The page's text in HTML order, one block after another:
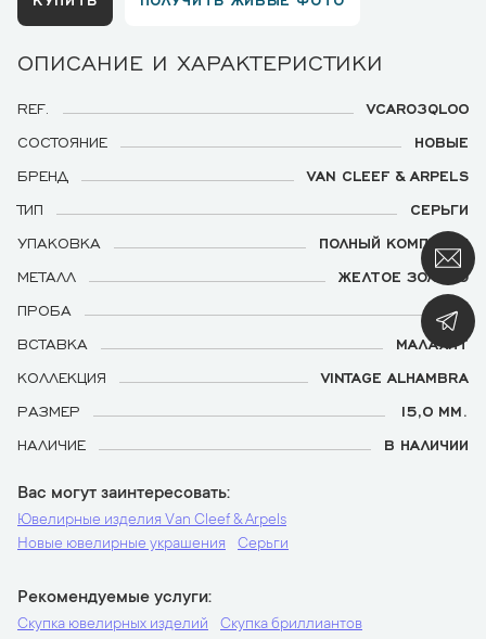
ОПИСАНИЕ И ХАРАКТЕРИСТИКИ
REF.
VCARO3QL00
СОСТОЯНИЕ
НОВЫЕ
БРЕНД
VAN CLEEF & ARPELS
ТИП
СЕРЬГИ
УПАКОВКА
ПОЛНЫЙ КОМПЛЕКТ
МЕТАЛЛ
ЖЕЛТОЕ ЗОЛОТО
ПРОБА
750
ВСТАВКА
МАЛАХИТ
КОЛЛЕКЦИЯ
VINTAGE ALHAMBRA
РАЗМЕР
15,0 ММ.
НАЛИЧИЕ
В НАЛИЧИИ
Вас могут заинтересовать
Ювелирные изделия Van Cleef & Arpels
Новые ювелирные украшения
Серьги
Рекомендуемые услуги
Скупка ювелирных изделий
Скупка бриллиантов